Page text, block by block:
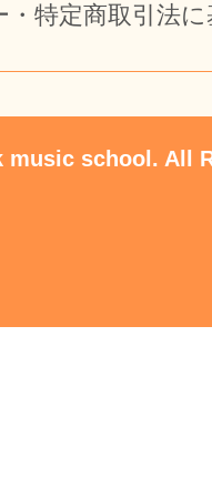
特定商取引法
music school. All